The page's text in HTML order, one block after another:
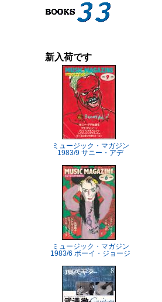
新入荷です
ミュージック・マガジン
1983/9 サニー・アデ
ミュージック・マガジン
1983/6 ボーイ・ジョージ